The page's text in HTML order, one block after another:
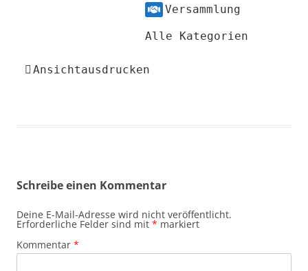
Versammlung
Alle Kategorien
Ansichtausdrucken
Schreibe einen Kommentar
Deine E-Mail-Adresse wird nicht veröffentlicht.
Erforderliche Felder sind mit * markiert
Kommentar *